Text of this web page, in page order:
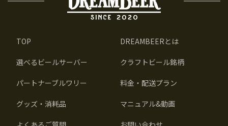
TOP DREAMBEERとは
選べるビールサーバー クラフトビール銘柄
パートナーブルワリー 料金・配送プラン
グッズ・消耗品 マニュアル&動画